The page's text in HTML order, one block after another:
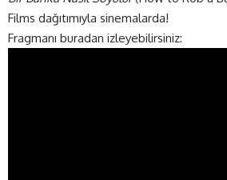
Films dağıtımıyla sinemalarda!
Fragmanı buradan izleyebilirsiniz: